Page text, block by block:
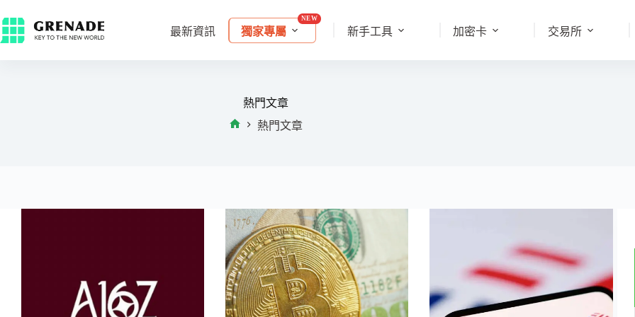
最新資訊 獨家專屬 新手工具 加密卡 交易所
熱門文章
熱門文章